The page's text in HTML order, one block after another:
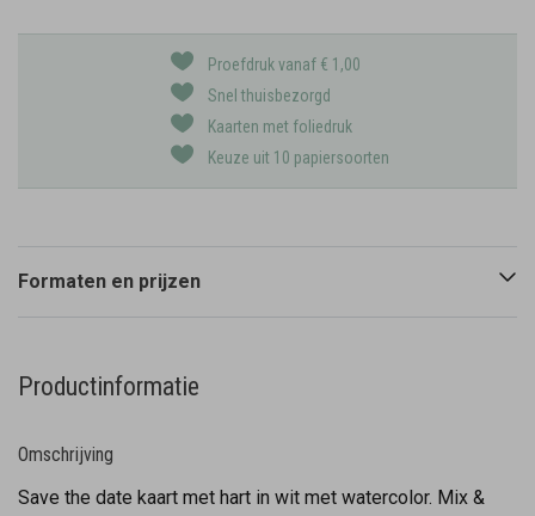
Proefdruk vanaf € 1,00
Snel thuisbezorgd
Kaarten met foliedruk
Keuze uit 10 papiersoorten
Formaten en prijzen
Productinformatie
Omschrijving
Save the date kaart met hart in wit met watercolor. Mix &